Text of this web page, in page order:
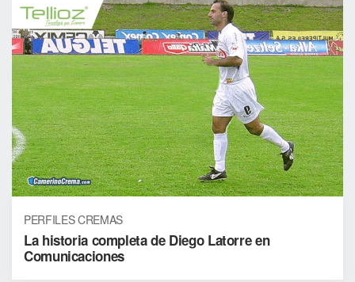
PERFILES CREMAS
La historia completa de Diego Latorre en
Comunicaciones